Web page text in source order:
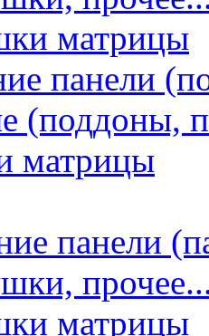
матрицы
панели
(поддоны,
матрицы
панели
матрицы